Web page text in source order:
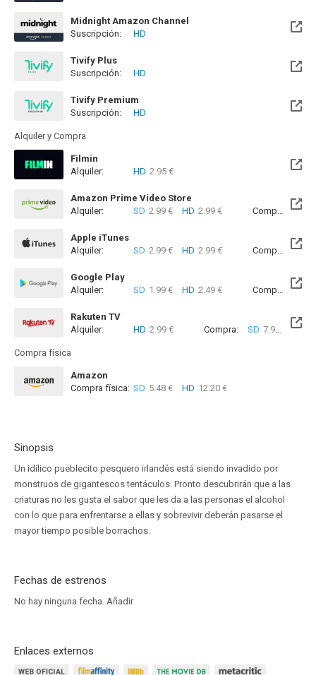
Midnight Amazon Channel
Suscripción:
HD
Tivify Plus
Disponible hasta el Mié, 09 May 2029 (Quedan 2 años)
Suscripción: HD
Tivify Premium
Disponible hasta el Mié, 09 May 2029 (Quedan 2 años)
Suscripción: HD
Alquiler y Compra
Filmin
Disponible hasta el Mié, 26 Ago 2026 (Quedan 19 días)
Alquiler: HD 2.95 €
Amazon Prime Video Store
Alquiler:
SD 2.99 € HD 2.99 € Compra: SD
Apple iTunes
Alquiler:
SD 2.99 € HD 2.99 € Compra: SD
Google Play
Alquiler:
SD 1.99 € HD 2.49 € Compra: SD
Rakuten TV
Alquiler:
HD 2.99 € Compra: SD 7.99 € HD
Compra física
Amazon
Compra física: SD 5.48 € HD 12.20 €
Sinopsis
Un idílico pueblecito pesquero irlandés está siendo invadido por
monstruos de gigantescos tentáculos. Pronto descubrirán que a las
criaturas no les gusta el sabor que les da a las personas el alcohol
con lo que para enfrentarse a ellas y sobrevivir deberán pasarse el
mayor tiempo posible borrachos.
Fechas de estrenos
No hay ninguna fecha. Añadir
Enlaces externos